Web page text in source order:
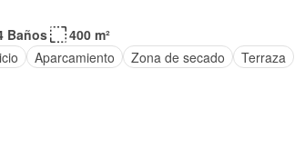
Baños
400 m²
Aparcamiento Zona de secado Terraza